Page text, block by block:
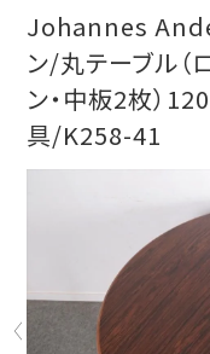
Johannes
ン/丸テーブル（
ン・中板2枚）
具/K258-41